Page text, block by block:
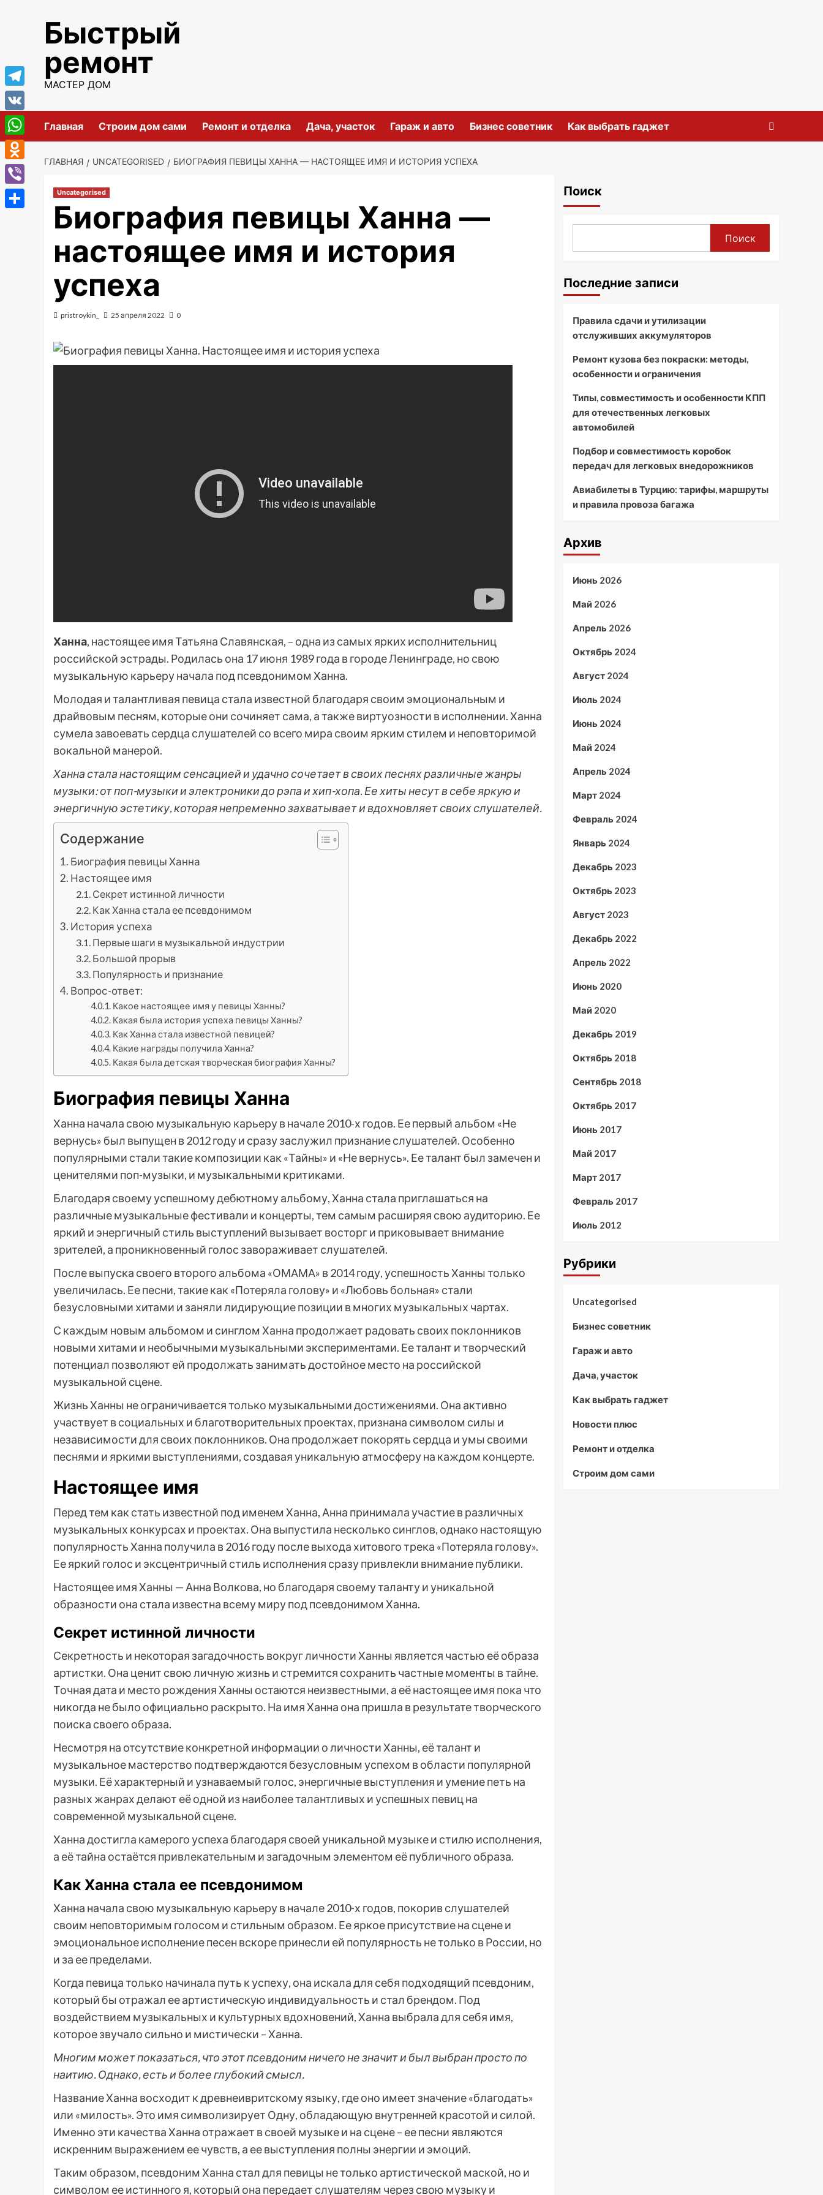
содержимомуБыстрый
ремонт
МАСТЕР ДОМ
Главная Строим дом сами Ремонт и отделка Дача, участок Гараж и авто Бизнес советник Как выбрать гаджет
ГЛАВНАЯ UNCATEGORISED БИОГРАФИЯ ПЕВИЦЫ ХАННА — НАСТОЯЩЕЕ ИМЯ И ИСТОРИЯ УСПЕХА
Uncategorised
Биография певицы Ханна —
настоящее имя и история
успеха
pristroykin_ 25 апреля 2022 0
Ханна, настоящее имя Татьяна Славянская, – одна из самых ярких исполнительниц
российской эстрады. Родилась она 17 июня 1989 года в городе Ленинграде, но свою
музыкальную карьеру начала под псевдонимом Ханна.
Молодая и талантливая певица стала известной благодаря своим эмоциональным и
драйвовым песням, которые они сочиняет сама, а также виртуозности в исполнении. Ханна
сумела завоевать сердца слушателей со всего мира своим ярким стилем и неповторимой
вокальной манерой.
Ханна стала настоящим сенсацией и удачно сочетает в своих песнях различные жанры
музыки: от поп-музыки и электроники до рэпа и хип-хопа. Ее хиты несут в себе яркую и
энергичную эстетику, которая непременно захватывает и вдохновляет своих слушателей.
Содержание
Биография певицы Ханна
Настоящее имя
Секрет истинной личности
Как Ханна стала ее псевдонимом
История успеха
Первые шаги в музыкальной индустрии
Большой прорыв
Популярность и признание
Вопрос-ответ:
Какое настоящее имя у певицы Ханны?
Какая была история успеха певицы Ханны?
Как Ханна стала известной певицей?
Какие награды получила Ханна?
Какая была детская творческая биография Ханны?
Биография певицы Ханна
Ханна начала свою музыкальную карьеру в начале 2010-х годов. Ее первый альбом «Не
вернусь» был выпущен в 2012 году и сразу заслужил признание слушателей. Особенно
популярными стали такие композиции как «Тайны» и «Не вернусь». Ее талант был замечен и
ценителями поп-музыки, и музыкальными критиками.
Благодаря своему успешному дебютному альбому, Ханна стала приглашаться на
различные музыкальные фестивали и концерты, тем самым расширяя свою аудиторию. Ее
яркий и энергичный стиль выступлений вызывает восторг и приковывает внимание
зрителей, а проникновенный голос завораживает слушателей.
После выпуска своего второго альбома «ОМАМА» в 2014 году, успешность Ханны только
увеличилась. Ее песни, такие как «Потеряла голову» и «Любовь больная» стали
безусловными хитами и заняли лидирующие позиции в многих музыкальных чартах.
С каждым новым альбомом и синглом Ханна продолжает радовать своих поклонников
новыми хитами и необычными музыкальными экспериментами. Ее талант и творческий
потенциал позволяют ей продолжать занимать достойное место на российской
музыкальной сцене.
Жизнь Ханны не ограничивается только музыкальными достижениями. Она активно
участвует в социальных и благотворительных проектах, признана символом силы и
независимости для своих поклонников. Она продолжает покорять сердца и умы своими
песнями и яркими выступлениями, создавая уникальную атмосферу на каждом концерте.
Настоящее имя
Перед тем как стать известной под именем Ханна, Анна принимала участие в различных
музыкальных конкурсах и проектах. Она выпустила несколько синглов, однако настоящую
популярность Ханна получила в 2016 году после выхода хитового трека «Потеряла голову».
Ее яркий голос и эксцентричный стиль исполнения сразу привлекли внимание публики.
Настоящее имя Ханны — Анна Волкова, но благодаря своему таланту и уникальной
образности она стала известна всему миру под псевдонимом Ханна.
Секрет истинной личности
Секретность и некоторая загадочность вокруг личности Ханны является частью её образа
артистки. Она ценит свою личную жизнь и стремится сохранить частные моменты в тайне.
Точная дата и место рождения Ханны остаются неизвестными, а её настоящее имя пока что
никогда не было официально раскрыто. На имя Ханна она пришла в результате творческого
поиска своего образа.
Несмотря на отсутствие конкретной информации о личности Ханны, её талант и
музыкальное мастерство подтверждаются безусловным успехом в области популярной
музыки. Её характерный и узнаваемый голос, энергичные выступления и умение петь на
разных жанрах делают её одной из наиболее талантливых и успешных певиц на
современной музыкальной сцене.
Ханна достигла камерого успеха благодаря своей уникальной музыке и стилю исполнения,
а её тайна остаётся привлекательным и загадочным элементом её публичного образа.
Как Ханна стала ее псевдонимом
Ханна начала свою музыкальную карьеру в начале 2010-х годов, покорив слушателей
своим неповторимым голосом и стильным образом. Ее яркое присутствие на сцене и
эмоциональное исполнение песен вскоре принесли ей популярность не только в России, но
и за ее пределами.
Когда певица только начинала путь к успеху, она искала для себя подходящий псевдоним,
который бы отражал ее артистическую индивидуальность и стал брендом. Под
воздействием музыкальных и культурных вдохновений, Ханна выбрала для себя имя,
которое звучало сильно и мистически – Ханна.
Многим может показаться, что этот псевдоним ничего не значит и был выбран просто по
наитию. Однако, есть и более глубокий смысл.
Название Ханна восходит к древнеивритскому языку, где оно имеет значение «благодать»
или «милость». Это имя символизирует Одну, обладающую внутренней красотой и силой.
Именно эти качества Ханна отражает в своей музыке и на сцене – ее песни являются
искренним выражением ее чувств, а ее выступления полны энергии и эмоций.
Таким образом, псевдоним Ханна стал для певицы не только артистической маской, но и
символом ее истинного я, который она передает слушателям через свою музыку и
Поиск
Поиск
Последние записи
Правила сдачи и утилизации
отслуживших аккумуляторов
Ремонт кузова без покраски: методы,
особенности и ограничения
Типы, совместимость и особенности КПП
для отечественных легковых
автомобилей
Подбор и совместимость коробок
передач для легковых внедорожников
Авиабилеты в Турцию: тарифы, маршруты
и правила провоза багажа
Архив
Июнь 2026
Май 2026
Апрель 2026
Октябрь 2024
Август 2024
Июль 2024
Июнь 2024
Май 2024
Апрель 2024
Март 2024
Февраль 2024
Январь 2024
Декабрь 2023
Октябрь 2023
Август 2023
Декабрь 2022
Апрель 2022
Июнь 2020
Май 2020
Декабрь 2019
Октябрь 2018
Сентябрь 2018
Октябрь 2017
Июнь 2017
Май 2017
Март 2017
Февраль 2017
Июль 2012
Рубрики
Uncategorised
Бизнес советник
Гараж и авто
Дача, участок
Как выбрать гаджет
Новости плюс
Ремонт и отделка
Строим дом сами
Telegram
VK
WhatsApp
Odnoklassniki
Viber